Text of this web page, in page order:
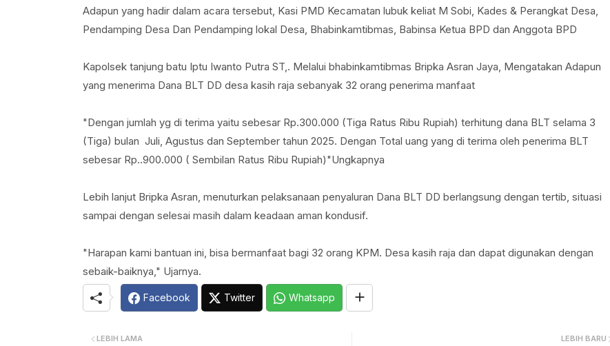
Adapun yang hadir dalam acara tersebut, Kasi PMD Kecamatan lubuk keliat M Sobi, Kades & Perangkat Desa,
Pendamping Desa Dan Pendamping lokal Desa, Bhabinkamtibmas, Babinsa Ketua BPD dan Anggota BPD
Kapolsek tanjung batu Iptu Iwanto Putra ST,. Melalui bhabinkamtibmas Bripka Asran Jaya, Mengatakan Adapun
yang menerima Dana BLT DD desa kasih raja sebanyak 32 orang penerima manfaat
"Dengan jumlah yg di terima yaitu sebesar Rp.300.000 (Tiga Ratus Ribu Rupiah) terhitung dana BLT selama 3
(Tiga) bulan Juli, Agustus dan September tahun 2025. Dengan Total uang yang di terima oleh penerima BLT
sebesar Rp..900.000 ( Sembilan Ratus Ribu Rupiah)"Ungkapnya
Lebih lanjut Bripka Asran, menuturkan pelaksanaan penyaluran Dana BLT DD berlangsung dengan tertib, situasi
sampai dengan selesai masih dalam keadaan aman kondusif.
"Harapan kami bantuan ini, bisa bermanfaat bagi 32 orang KPM. Desa kasih raja dan dapat digunakan dengan
sebaik-baiknya," Ujarnya.
Facebook Twitter Whatsapp
LEBIH BARU
LEBIH LAMA